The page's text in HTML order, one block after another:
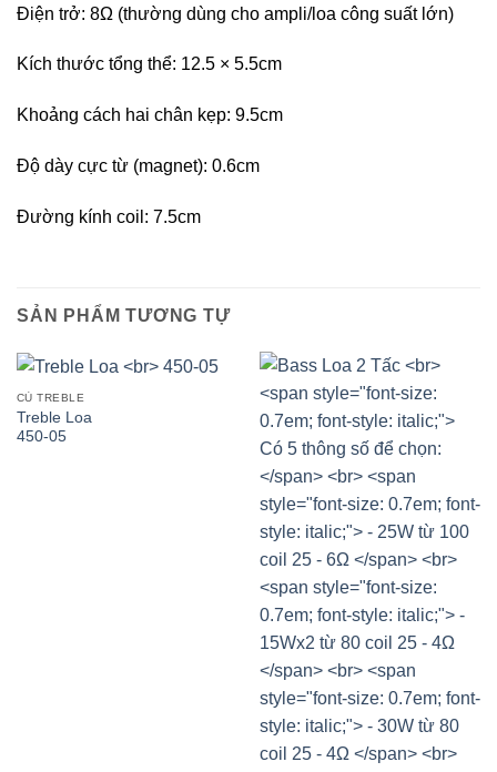
Điện trở: 8Ω (thường dùng cho ampli/loa công suất lớn)
Kích thước tổng thể: 12.5 × 5.5cm
Khoảng cách hai chân kẹp: 9.5cm
Độ dày cực từ (magnet): 0.6cm
Đường kính coil: 7.5cm
SẢN PHẨM TƯƠNG TỰ
CỦ TREBLE
Treble Loa
450-05